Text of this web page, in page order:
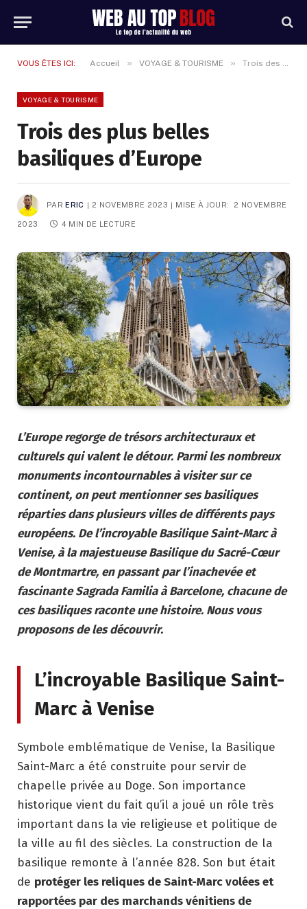
VOUS ÊTES ICI: Accueil » VOYAGE & TOURISME » Trois des plus belles basiliques d’Europe
VOYAGE & TOURISME
Trois des plus belles
basiliques d’Europe
PAR ERIC 2 NOVEMBRE 2023 MISE À JOUR: 2 NOVEMBRE
2023 4 MIN DE LECTURE
L’Europe regorge de trésors architecturaux et
culturels qui valent le détour. Parmi les nombreux
monuments incontournables à visiter sur ce
continent, on peut mentionner ses basiliques
réparties dans plusieurs villes de différents pays
européens. De l’incroyable Basilique Saint-Marc à
Venise, à la majestueuse Basilique du Sacré-Cœur
de Montmartre, en passant par l’inachevée et
fascinante Sagrada Familia à Barcelone, chacune de
ces basiliques raconte une histoire. Nous vous
proposons de les découvrir.
L’incroyable Basilique Saint-
Marc à Venise
Symbole emblématique de Venise, la Basilique
Saint-Marc a été construite pour servir de
chapelle privée au Doge. Son importance
historique vient du fait qu’il a joué un rôle très
important dans la vie religieuse et politique de
la ville au fil des siècles. La construction de la
basilique remonte à l’année 828. Son but était
de protéger les reliques de Saint-Marc volées et
rapportées par des marchands vénitiens de